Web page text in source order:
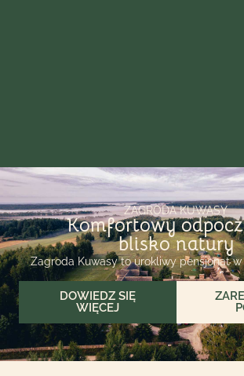
ZAGRODA KUWASY
Komfortowy
blisko natury
Zagroda Kuwasy to urokliwy pensjonat w
DOWIEDZ SIĘ
WIĘCEJ